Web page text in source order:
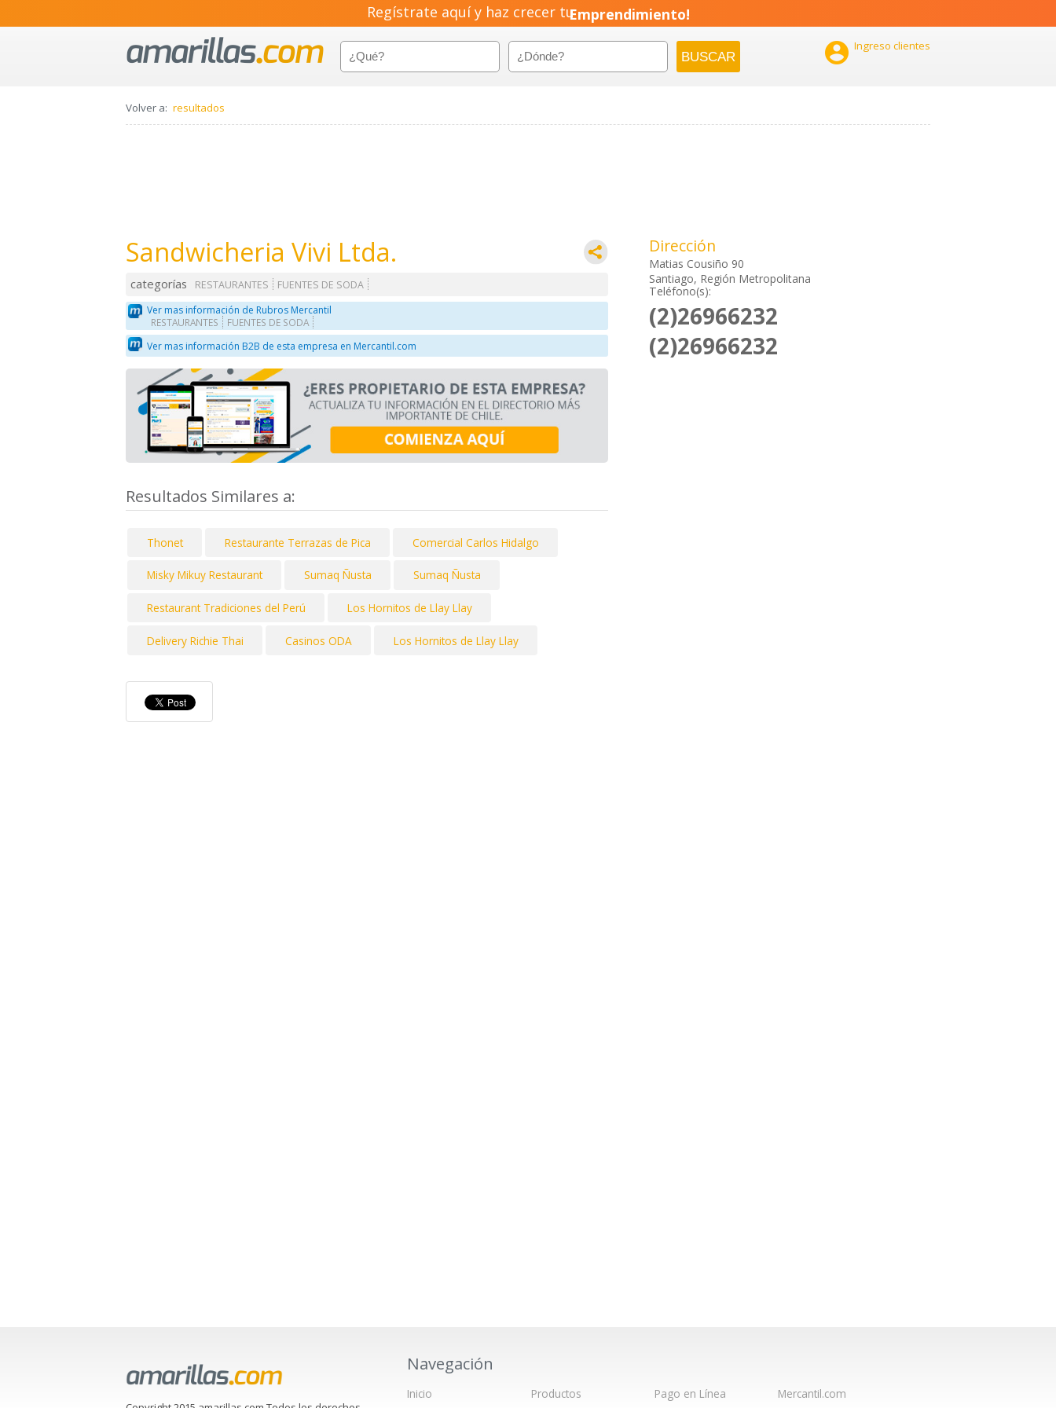
Regístrate aquí y haz crecer tu
Emprendimiento!
 Ingreso clientes
Volver a: resultados
Sandwicheria Vivi Ltda.
categorías RESTAURANTES
FUENTES DE SODA
Ver mas información de Rubros Mercantil
RESTAURANTES FUENTES DE SODA
Ver mas información B2B de esta empresa en Mercantil.com
Resultados Similares a:
Thonet Restaurante Terrazas de Pica Comercial Carlos Hidalgo
Misky Mikuy Restaurant Sumaq Ñusta Sumaq Ñusta
Restaurant Tradiciones del Perú Los Hornitos de Llay Llay
Delivery Richie Thai Casinos ODA Los Hornitos de Llay Llay
Dirección
Matias Cousiño 90
Santiago, Región Metropolitana
Teléfono(s):
(2)26966232
(2)26966232
Navegación
Inicio
Productos
Pago en Línea Mercantil.com